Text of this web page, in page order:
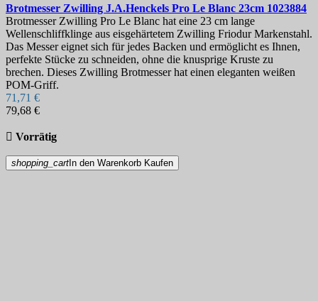
Brotmesser Zwilling J.A.Henckels Pro Le Blanc 23cm 1023884
Brotmesser Zwilling Pro Le Blanc hat eine 23 cm lange
Wellenschliffklinge aus eisgehärtetem Zwilling Friodur Markenstahl.
Das Messer eignet sich für jedes Backen und ermöglicht es Ihnen,
perfekte Stücke zu schneiden, ohne die knusprige Kruste zu
brechen. Dieses Zwilling Brotmesser hat einen eleganten weißen
POM-Griff.
71,71 €
79,68 €
 Vorrätig
shopping_cart In den Warenkorb Kaufen